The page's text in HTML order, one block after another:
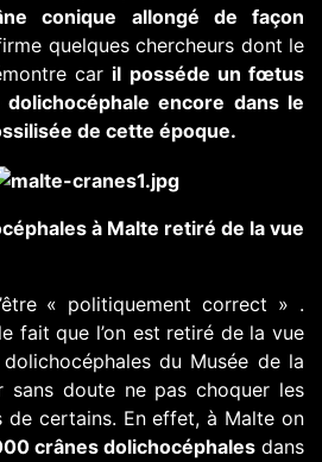
conique allongé de façon
quelques chercheurs dont le
car il posséde un fœtus
encore dans le
de cette époque.
à Malte retiré de la vue
« politiquement correct » .
fait que l’on est retiré de la vue
du Musée de la
sans doute ne pas choquer les
de certains. En effet, à Malte on
crânes dolichocéphales dans